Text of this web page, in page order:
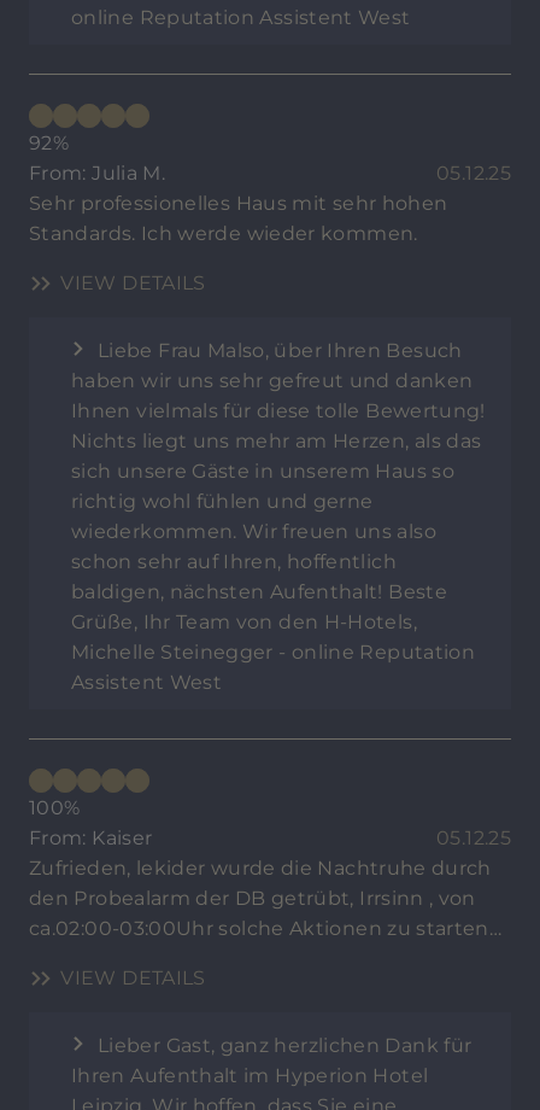
online Reputation Assistent West
92%
From: Julia M.
05.12.25
Sehr professionelles Haus mit sehr hohen
Standards. Ich werde wieder kommen.
VIEW DETAILS
Liebe Frau Malso, über Ihren Besuch
haben wir uns sehr gefreut und danken
Ihnen vielmals für diese tolle Bewertung!
Nichts liegt uns mehr am Herzen, als das
sich unsere Gäste in unserem Haus so
richtig wohl fühlen und gerne
wiederkommen. Wir freuen uns also
schon sehr auf Ihren, hoffentlich
baldigen, nächsten Aufenthalt! Beste
Grüße, Ihr Team von den H-Hotels,
Michelle Steinegger - online Reputation
Assistent West
100%
From: Kaiser
05.12.25
Zufrieden, lekider wurde die Nachtruhe durch
den Probealarm der DB getrübt, Irrsinn , von
ca.02:00-03:00Uhr solche Aktionen zu starten…
VIEW DETAILS
Lieber Gast, ganz herzlichen Dank für
Ihren Aufenthalt im Hyperion Hotel